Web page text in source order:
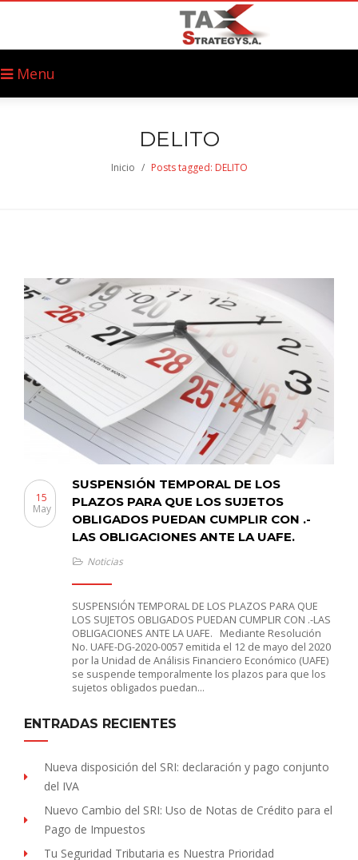
Menu
DELITO
Inicio / Posts tagged: DELITO
SUSPENSIÓN TEMPORAL DE LOS
PLAZOS PARA QUE LOS SUJETOS
OBLIGADOS PUEDAN CUMPLIR CON .-
LAS OBLIGACIONES ANTE LA UAFE.
15
May
Noticias
SUSPENSIÓN TEMPORAL DE LOS PLAZOS PARA QUE
LOS SUJETOS OBLIGADOS PUEDAN CUMPLIR CON .-LAS
OBLIGACIONES ANTE LA UAFE. Mediante Resolución
No. UAFE-DG-2020-0057 emitida el 12 de mayo del 2020
por la Unidad de Análisis Financiero Económico (UAFE)
se suspende temporalmente los plazos para que los
sujetos obligados puedan…
ENTRADAS RECIENTES
Nueva disposición del SRI: declaración y pago conjunto
del IVA
Nuevo Cambio del SRI: Uso de Notas de Crédito para el
Pago de Impuestos
Tu Seguridad Tributaria es Nuestra Prioridad